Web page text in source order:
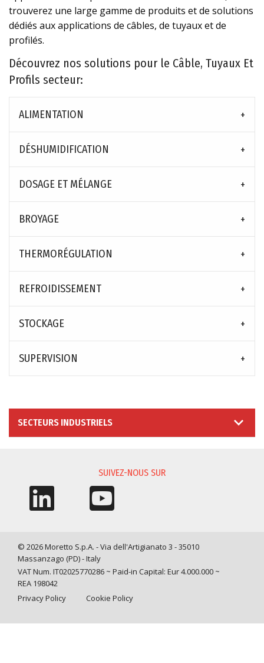
trouverez une large gamme de produits et de solutions
dédiés aux applications de câbles, de tuyaux et de
profilés.
Découvrez nos solutions pour le Câble, Tuyaux Et
Profils secteur:
ALIMENTATION
DÉSHUMIDIFICATION
DOSAGE ET MÉLANGE
BROYAGE
THERMORÉGULATION
REFROIDISSEMENT
STOCKAGE
SUPERVISION
SECTEURS INDUSTRIELS
SUIVEZ-NOUS SUR
© 2026 Moretto S.p.A. - Via dell'Artigianato 3 - 35010
Massanzago (PD) - Italy
VAT Num. IT02025770286 ~ Paid-in Capital: Eur 4.000.000 ~
REA 198042
Privacy Policy
Cookie Policy